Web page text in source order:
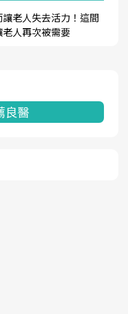
老人失去活力！這間
人再次被需要
良醫